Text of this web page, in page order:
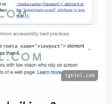
igniel.com